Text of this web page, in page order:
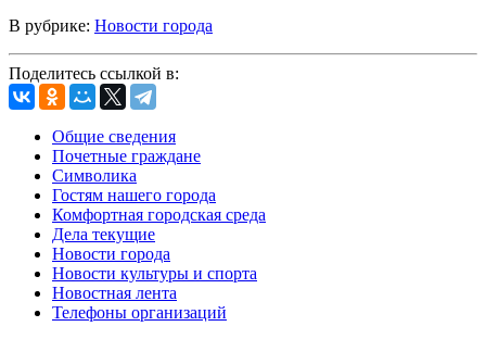
В рубрике: Новости города
Поделитесь ссылкой в:
Общие сведения
Почетные граждане
Символика
Гостям нашего города
Комфортная городская среда
Дела текущие
Новости города
Новости культуры и спорта
Новостная лента
Телефоны организаций